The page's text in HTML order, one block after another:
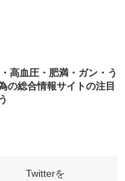
高血圧・肥満・ガン・う
の総合情報サイトの注目